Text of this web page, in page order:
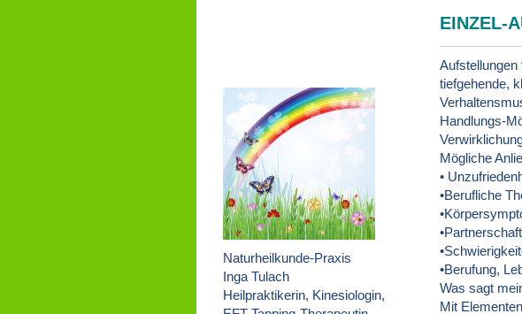
Naturheilkunde-Praxis
Inga Tulach
Heilpraktikerin, Kinesiologin,
EINZEL-
tiefgehende,
Handlungs-
Mögliche
•
•Berufliche
•Berufung,
Was sagt
Mit